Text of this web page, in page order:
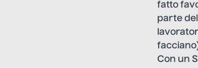
fatto
parte
Con un